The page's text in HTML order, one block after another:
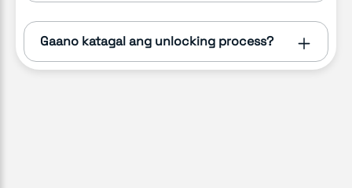
Gaano katagal ang unlocking process?